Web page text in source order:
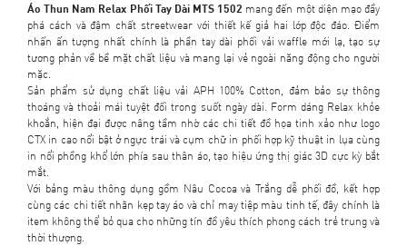
Áo Thun Nam Relax Phối Tay Dài MTS 1502 mang đến một diện mạo đầy
phá cách và đậm chất streetwear với thiết kế giả hai lớp độc đáo. Điểm
nhấn ấn tượng nhất chính là phần tay dài phối vải waffle mới lạ, tạo sự
tương phản về bề mặt chất liệu và mang lại vẻ ngoài năng động cho người
mặc.
Sản phẩm sử dụng chất liệu vải APH 100% Cotton, đảm bảo sự thông
thoáng và thoải mái tuyệt đối trong suốt ngày dài. Form dáng Relax khỏe
khoắn, hiện đại được nâng tầm nhờ các chi tiết đồ họa tinh xảo như logo
CTX in cao nổi bật ở ngực trái và cụm chữ in phối hợp kỹ thuật in lụa cùng
in nổi phồng khổ lớn phía sau thân áo, tạo hiệu ứng thị giác 3D cực kỳ bắt
mắt.
Với bảng màu thông dụng gồm Nâu Cocoa và Trắng dễ phối đồ, kết hợp
cùng các chi tiết nhãn kẹp tay áo và chỉ may tiệp màu tinh tế, đây chính là
item không thể bỏ qua cho những tín đồ yêu thích phong cách trẻ trung và
thời thượng.